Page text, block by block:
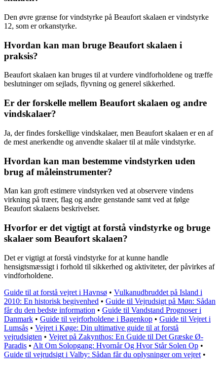
Den øvre grænse for vindstyrke på Beaufort skalaen er vindstyrke
12, som er orkanstyrke.
Hvordan kan man bruge Beaufort skalaen i
praksis?
Beaufort skalaen kan bruges til at vurdere vindforholdene og træffe
beslutninger om sejlads, flyvning og generel sikkerhed.
Er der forskelle mellem Beaufort skalaen og andre
vindskalaer?
Ja, der findes forskellige vindskalaer, men Beaufort skalaen er en af
de mest anerkendte og anvendte skalaer til at måle vindstyrke.
Hvordan kan man bestemme vindstyrken uden
brug af måleinstrumenter?
Man kan groft estimere vindstyrken ved at observere vindens
virkning på træer, flag og andre genstande samt ved at følge
Beaufort skalaens beskrivelser.
Hvorfor er det vigtigt at forstå vindstyrke og bruge
skalaer som Beaufort skalaen?
Det er vigtigt at forstå vindstyrke for at kunne handle
hensigtsmæssigt i forhold til sikkerhed og aktiviteter, der påvirkes af
vindforholdene.
Guide til at forstå vejret i Havnsø • Vulkanudbruddet på Island i
2010: En historisk begivenhed • Guide til Vejrudsigt på Møn: Sådan
får du den bedste information • Guide til Vandstand Prognoser i
Danmark • Guide til vejrforholdene i Bagenkop • Guide til Vejret i
Lumsås • Vejret i Køge: Din ultimative guide til at forstå
vejrudsigten • Vejret på Zakynthos: En Guide til Det Græske Ø-
Paradis • Alt Om Solopgang: Hvornår Og Hvor Står Solen Op •
Guide til vejrudsigt i Valby: Sådan får du oplysninger om vejret •